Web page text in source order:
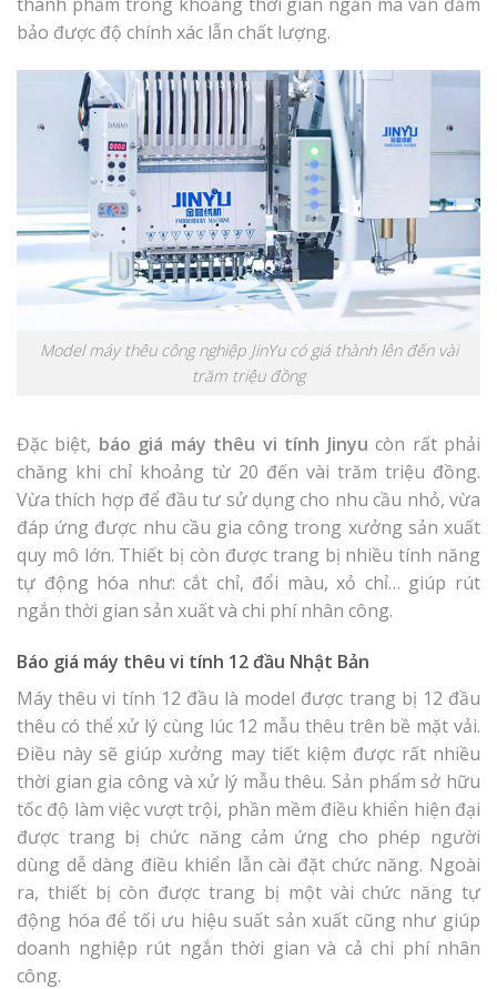
bảo được độ chính xác lẫn chất lượng.
Model máy thêu công nghiệp JinYu có giá thành lên đến vài
trăm triệu đồng
Đặc biệt, báo giá máy thêu vi tính Jinyu còn rất phải
chăng khi chỉ khoảng từ 20 đến vài trăm triệu đồng.
Vừa thích hợp để đầu tư sử dụng cho nhu cầu nhỏ, vừa
đáp ứng được nhu cầu gia công trong xưởng sản xuất
quy mô lớn. Thiết bị còn được trang bị nhiều tính năng
tự động hóa như: cắt chỉ, đổi màu, xỏ chỉ… giúp rút
ngắn thời gian sản xuất và chi phí nhân công.
Báo giá máy thêu vi tính 12 đầu Nhật Bản
Máy thêu vi tính 12 đầu là model được trang bị 12 đầu
thêu có thể xử lý cùng lúc 12 mẫu thêu trên bề mặt vải.
Điều này sẽ giúp xưởng may tiết kiệm được rất nhiều
thời gian gia công và xử lý mẫu thêu. Sản phẩm sở hữu
tốc độ làm việc vượt trội, phần mềm điều khiển hiện đại
được trang bị chức năng cảm ứng cho phép người
dùng dễ dàng điều khiển lẫn cài đặt chức năng. Ngoài
ra, thiết bị còn được trang bị một vài chức năng tự
động hóa để tối ưu hiệu suất sản xuất cũng như giúp
doanh nghiệp rút ngắn thời gian và cả chi phí nhân
công.